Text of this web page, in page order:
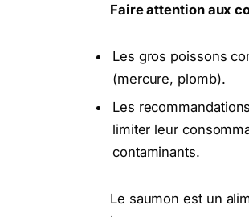
Faire attention aux
Les gros poissons
(mercure, plomb).
Les
limiter leur
contaminants.
Le saumon est un